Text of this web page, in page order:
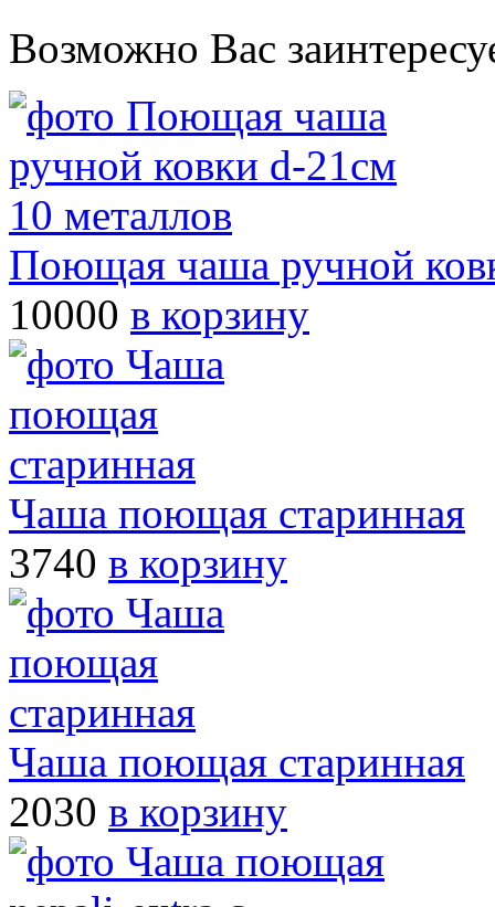
Возможно Вас
Поющая чаша ручной
10000 в корзину
Чаша поющая старинная
3740 в корзину
Чаша поющая старинная
2030 в корзину